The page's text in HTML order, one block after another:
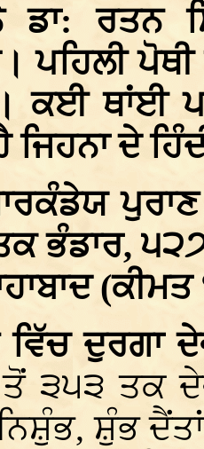
ਡਾ: ਰਤਨ
ਪੋਥੀ
ਕਈ ਥਾਂਈ
ਦੇ
ਭੰਡਾਰ,
ਦੁਰਗਾ
੩੫੩ ਤਕ
ਸ਼ੁੰਭ